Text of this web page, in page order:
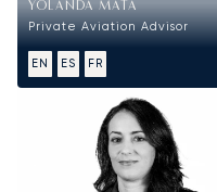
YOLANDA MATA
Private Aviation Advisor
EN ES FR